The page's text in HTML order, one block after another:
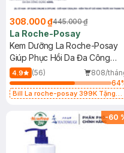
308.000 ₫445.000 ₫
La Roche-Posay
Kem Dưỡng La Roche-Posay
Giúp Phục Hồi Da Đa Công
Dụng 40ml
4.9 (56)
808/
64
Bill La roche-posay 399K Tặng
(SL có hạn)
-60